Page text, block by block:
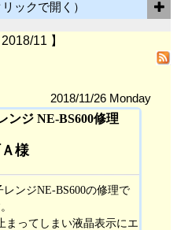
リックで開く）
11 】
2018/11/26 Monday
ジ NE-BS600修理
様
ンジNE-BS600の修理で
まってしまい液晶表示にエ